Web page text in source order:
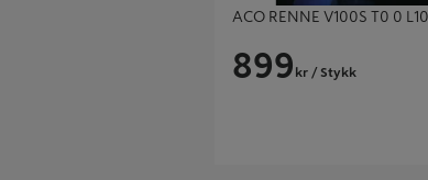
ACO RENNE V100S T0 0
899 kr / Stykk